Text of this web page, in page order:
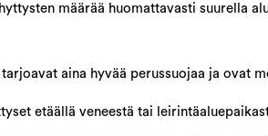
määrää huomattavasti suurella
aina hyvää perussuojaa ja ovat
etäällä veneestä tai